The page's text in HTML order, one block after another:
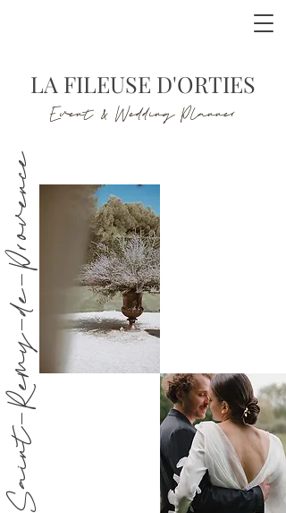
LA FILEUSE D'ORTIES
Event & Wedding Planner
Provence